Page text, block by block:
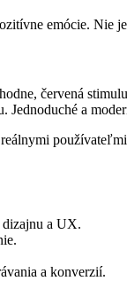
emócie. Nie
červená
a
dizajnu a UX.
a konverzií.